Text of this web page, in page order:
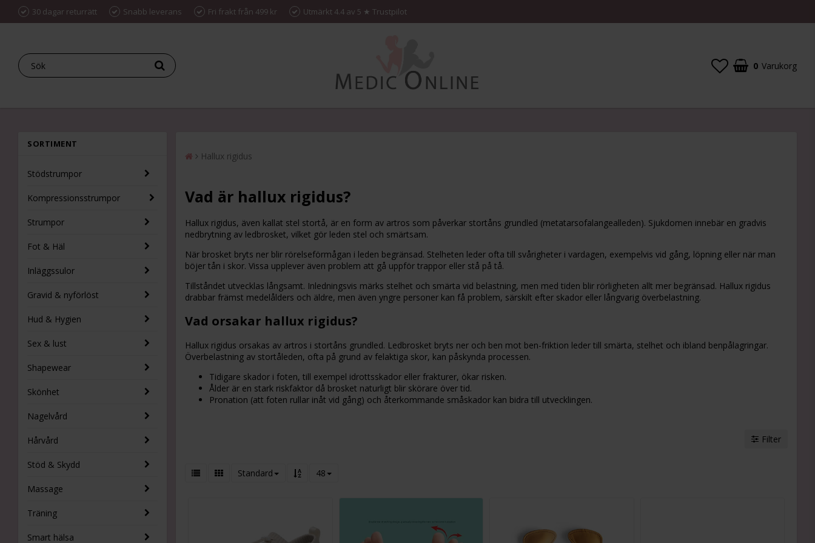
30 dagar returrätt Snabb leverans Fri frakt från 499 kr Utmärkt 4.4 av 5 ★ Trustpilot
0 Varukorg
SORTIMENT
Stödstrumpor
Kompressionsstrumpor
Strumpor
Fot & Häl
Inläggssulor
Gravid & nyförlöst
Hud & Hygien
Sex & lust
Shapewear
Skönhet
Nagelvård
Hårvård
Stöd & Skydd
Massage
Träning
Smart hälsa
Hallux rigidus
Vad är hallux rigidus?
Hallux rigidus, även kallat stel stortå, är en form av artros som påverkar stortåns grundled (metatarsofalangealleden). Sjukdomen innebär en gradvis
nedbrytning av ledbrosket, vilket gör leden stel och smärtsam.
När brosket bryts ner blir rörelseförmågan i leden begränsad. Stelheten leder ofta till svårigheter i vardagen, exempelvis vid gång, löpning eller när man
böjer tån i skor. Vissa upplever även problem att gå uppför trappor eller stå på tå.
Tillståndet utvecklas långsamt. Inledningsvis märks stelhet och smärta vid belastning, men med tiden blir rörligheten allt mer begränsad. Hallux rigidus
drabbar främst medelålders och äldre, men även yngre personer kan få problem, särskilt efter skador eller långvarig överbelastning.
Vad orsakar hallux rigidus?
Hallux rigidus orsakas av artros i stortåns grundled. Ledbrosket bryts ner och ben mot ben-friktion leder till smärta, stelhet och ibland benpålagringar.
Överbelastning av stortåleden, ofta på grund av felaktiga skor, kan påskynda processen.
Tidigare skador i foten, till exempel idrottsskador eller frakturer, ökar risken.
Ålder är en stark riskfaktor då brosket naturligt blir skörare över tid.
Pronation (att foten rullar inåt vid gång) och återkommande småskador kan bidra till utvecklingen.
Filter
Standard 48